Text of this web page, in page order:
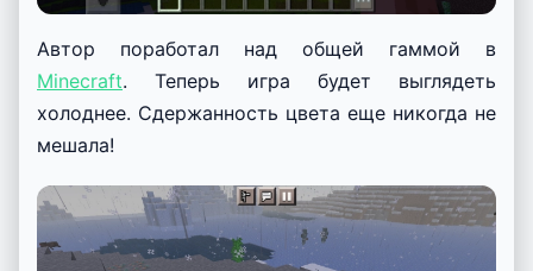
Автор поработал над общей гаммой в
Minecraft. Теперь игра будет выглядеть
холоднее. Сдержанность цвета еще никогда не
мешала!